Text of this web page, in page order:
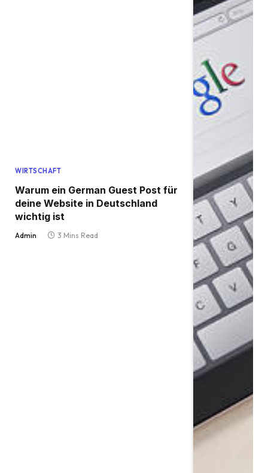
WIRTSCHAFT
Warum ein German Guest Post für
deine Website in Deutschland
wichtig ist
Admin 3 Mins Read